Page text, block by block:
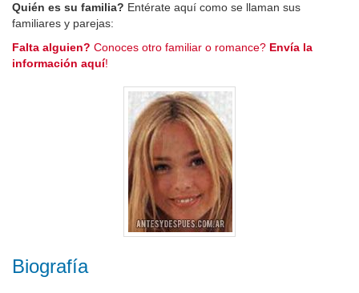
Quién es su familia? Entérate aquí como se llaman sus
familiares y parejas:
Falta alguien? Conoces otro familiar o romance? Envía la
información aquí!
Biografía